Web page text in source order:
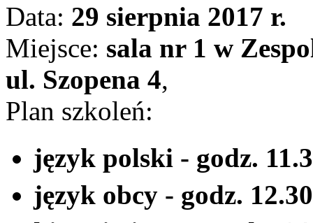
Data: 29 sierpnia 2017 r.
Miejsce: sala nr 1 w
ul. Szopena 4,
Plan szkoleń:
język polski - godz.
język obcy - godz.